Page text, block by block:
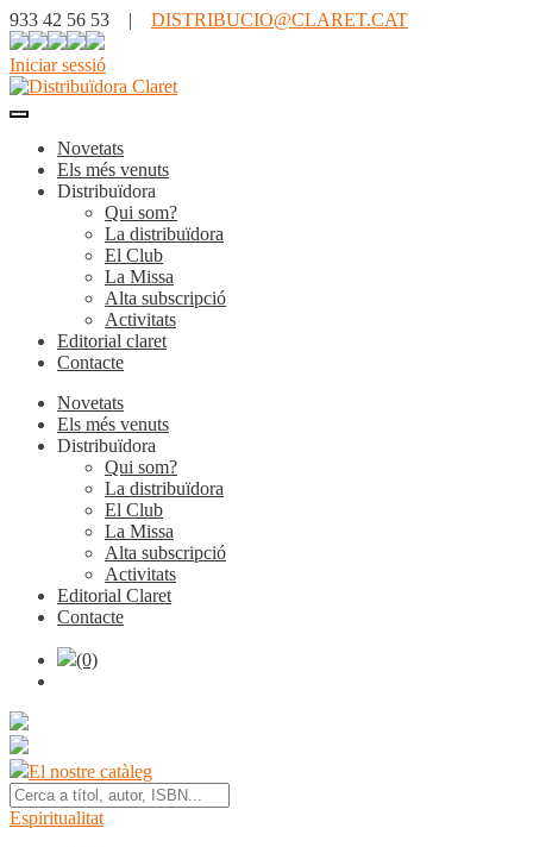
933 42 56 53 | DISTRIBUCIO@CLARET.CAT
Iniciar sessió
Novetats
Els més venuts
Distribuïdora
Qui som?
La distribuïdora
El Club
La Missa
Alta subscripció
Activitats
Editorial claret
Contacte
Novetats
Els més venuts
Distribuïdora
Qui som?
La distribuïdora
El Club
La Missa
Alta subscripció
Activitats
Editorial Claret
Contacte
(0)
El nostre catàleg
Espiritualitat